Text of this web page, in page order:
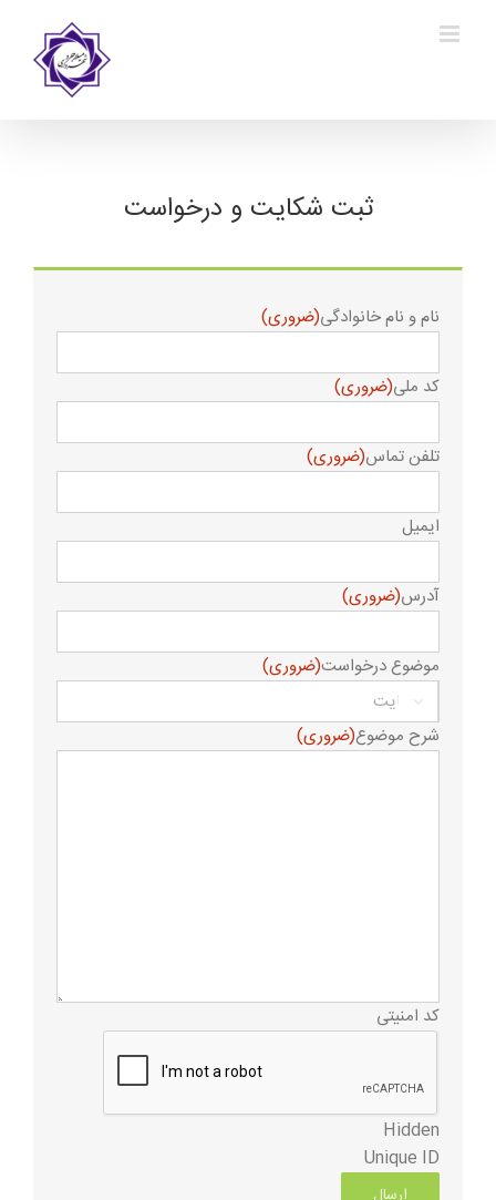
ثبت شکایت و درخواست
نام و نام خانوادگی(ضروری)
کد ملی(ضروری)
تلفن تماس(ضروری)
ایمیل
آدرس(ضروری)
موضوع درخواست(ضروری)

شرح موضوع(ضروری)
کد امنیتی
Hidden
Unique ID